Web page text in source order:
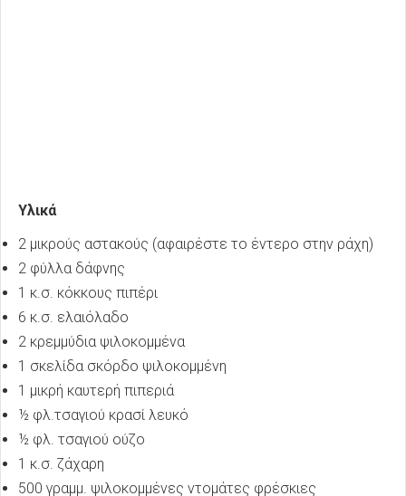
Υλικά
2 μικρούς αστακούς (αφαιρέστε το έντερο στην ράχη)
2 φύλλα δάφνης
1 κ.σ. κόκκους πιπέρι
6 κ.σ. ελαιόλαδο
2 κρεμμύδια ψιλοκομμένα
1 σκελίδα σκόρδο ψιλοκομμένη
1 μικρή καυτερή πιπεριά
½ φλ.τσαγιού κρασί λευκό
½ φλ. τσαγιού ούζο
1 κ.σ. ζάχαρη
500 γραμμ. ψιλοκομμένες ντομάτες φρέσκιες